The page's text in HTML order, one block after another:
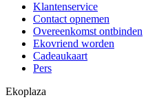
Klantenservice
Contact opnemen
Overeenkomst ontbinden
Ekovriend worden
Cadeaukaart
Pers
Ekoplaza